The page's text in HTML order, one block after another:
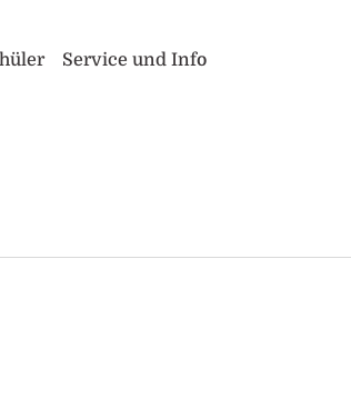
Service und Info